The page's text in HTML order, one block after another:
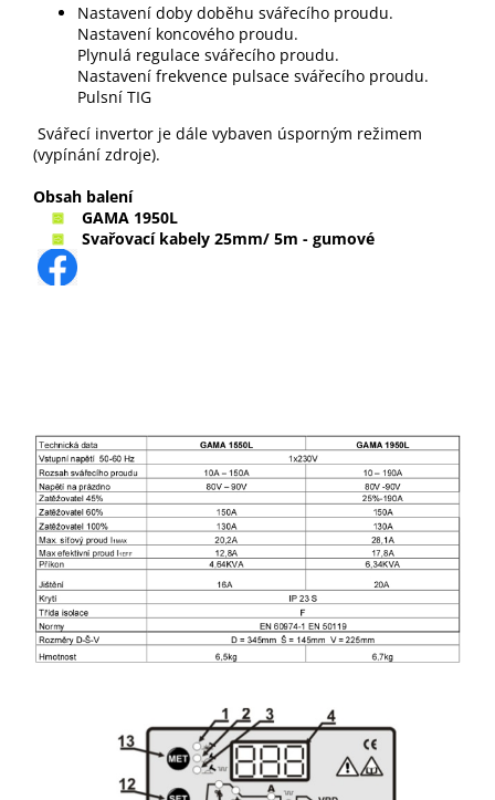
Nastavení doby doběhu svářecího proudu.
Nastavení koncového proudu.
Plynulá regulace svářecího proudu.
Nastavení frekvence pulsace svářecího proudu.
Pulsní TIG
Svářecí invertor je dále vybaven úsporným režimem
(vypínání zdroje).
Obsah balení
GAMA 1950L
Svařovací kabely 25mm/ 5m - gumové